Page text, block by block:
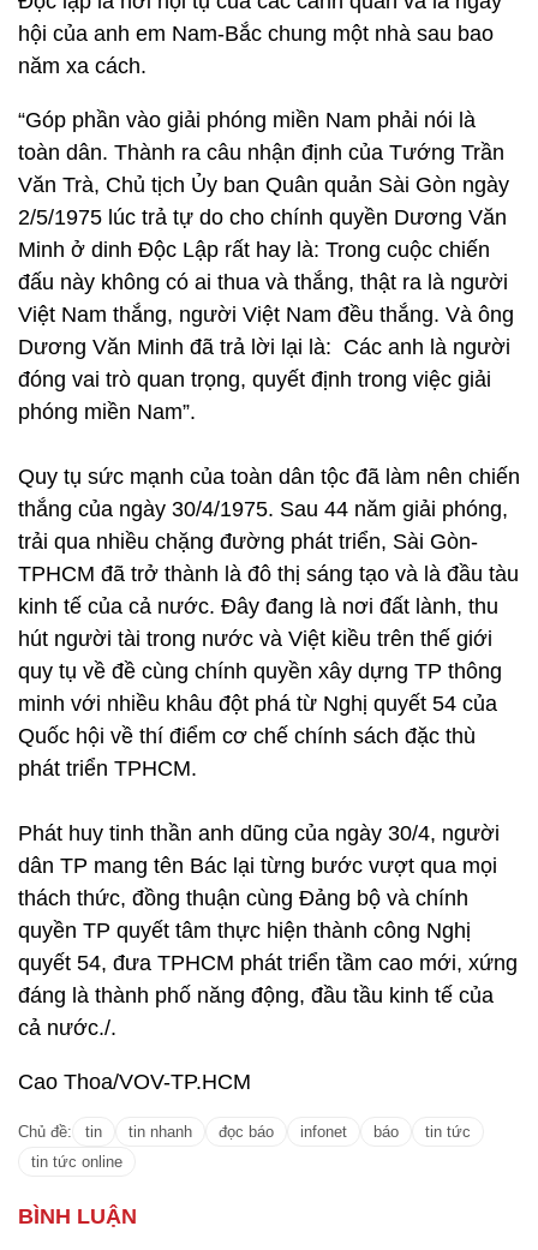
hội của anh em Nam-Bắc chung một nhà sau bao
năm xa cách.
“Góp phần vào giải phóng miền Nam phải nói là
toàn dân. Thành ra câu nhận định của Tướng Trần
Văn Trà, Chủ tịch Ủy ban Quân quản Sài Gòn ngày
2/5/1975 lúc trả tự do cho chính quyền Dương Văn
Minh ở dinh Độc Lập rất hay là: Trong cuộc chiến
đấu này không có ai thua và thắng, thật ra là người
Việt Nam thắng, người Việt Nam đều thắng. Và ông
Dương Văn Minh đã trả lời lại là: Các anh là người
đóng vai trò quan trọng, quyết định trong việc giải
phóng miền Nam”.
Quy tụ sức mạnh của toàn dân tộc đã làm nên chiến
thắng của ngày 30/4/1975. Sau 44 năm giải phóng,
trải qua nhiều chặng đường phát triển, Sài Gòn-
TPHCM đã trở thành là đô thị sáng tạo và là đầu tàu
kinh tế của cả nước. Đây đang là nơi đất lành, thu
hút người tài trong nước và Việt kiều trên thế giới
quy tụ về đề cùng chính quyền xây dựng TP thông
minh với nhiều khâu đột phá từ Nghị quyết 54 của
Quốc hội về thí điểm cơ chế chính sách đặc thù
phát triển TPHCM.
Phát huy tinh thần anh dũng của ngày 30/4, người
dân TP mang tên Bác lại từng bước vượt qua mọi
thách thức, đồng thuận cùng Đảng bộ và chính
quyền TP quyết tâm thực hiện thành công Nghị
quyết 54, đưa TPHCM phát triển tầm cao mới, xứng
đáng là thành phố năng động, đầu tầu kinh tế của
cả nước./.
Cao Thoa/VOV-TP.HCM
Chủ đề: tin tin nhanh đọc báo infonet báo
tin tức
tin tức online